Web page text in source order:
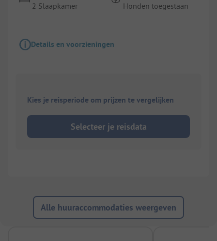
2 Slaapkamer Honden toegestaan
Details en voorzieningen
Kies je reisperiode om prijzen te vergelijken
Selecteer je reisdata
Alle huuraccommodaties weergeven